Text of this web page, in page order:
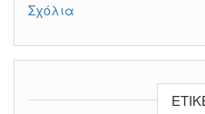
Σχόλια